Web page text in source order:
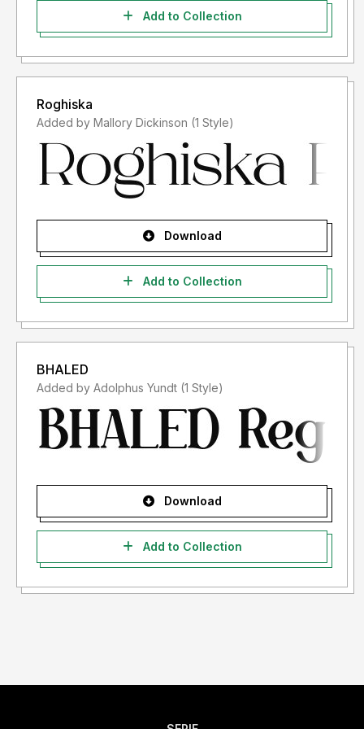
font saya, anda membeli lisensinya di link diatas. Nah untuk
kejadian yg seperti ini saya tidak akan "MENERIMA
LISENSINYA", karena lisensi font yang anda beli adalah
"LISENSI SETELAH PENGGUNAAN")
- Lisensi font setelah penggunaan silahkan gunakan sesuai
terms & condition yang berlaku setelah anda membeli
lisensi font tersebut
Informasi tentang Lisensi apa yang akan anda perlukan,
- For Corporate use you have to purchase Corporate
license
- If you need a custom license please contact us at
storytypestudio@gmail.com
- Any donation are very appreciated. Paypal account for
Please visit our store for more amazing fonts :
https://letterena.com/
Add to Collection
Roghiska
Added by Mallory Dickinson (1 Style)
Download
Add to Collection
BHALED
Added by Adolphus Yundt (1 Style)
Download
Add to Collection